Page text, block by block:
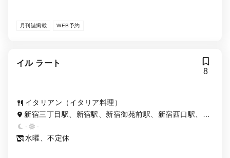
月刊誌掲載 WEB予約
イル ラート
8
イタリアン（イタリア料理）
新宿三丁目駅、新宿駅、新宿御苑前駅、新宿西口駅、西
武新宿駅
-
-
水曜、不定休